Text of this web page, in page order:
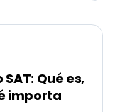
Qué es,
importa